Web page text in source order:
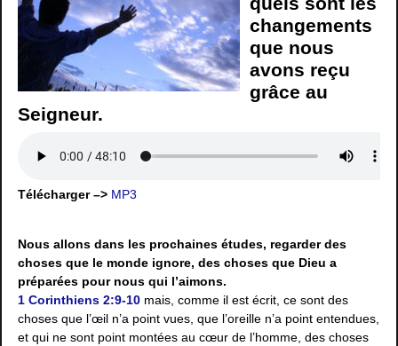
changements
que nous
avons reçu
grâce au
Seigneur.
Télécharger –> MP3
Nous allons dans les prochaines études, regarder des
choses que le monde ignore, des choses que Dieu a
préparées pour nous qui l’aimons.
1 Corinthiens 2:9-10 mais, comme il est écrit, ce sont des
choses que l’œil n’a point vues, que l’oreille n’a point entendues,
et qui ne sont point montées au cœur de l’homme, des choses